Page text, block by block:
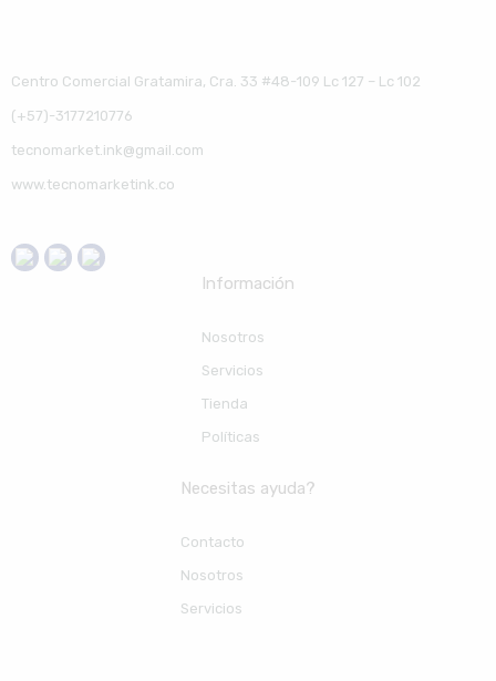
Centro Comercial Gratamira, Cra. 33 #48-109 Lc 127 – Lc 102
(+57)-3177210776
tecnomarket.ink@gmail.com
www.tecnomarketink.co
Información
Nosotros
Servicios
Tienda
Políticas
Necesitas ayuda?
Contacto
Nosotros
Servicios